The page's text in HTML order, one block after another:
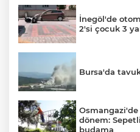
İnegöl'de
2'si çocuk 3
Bursa'da
Osmangazi'de
dönem:
budama